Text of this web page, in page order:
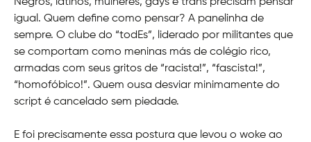
Negros, latinos, mulheres, gays e trans precisam pensar
igual. Quem define como pensar? A panelinha de
sempre. O clube do “todEs”, liderado por militantes que
se comportam como meninas más de colégio rico,
armadas com seus gritos de “racista!”, “fascista!”,
“homofóbico!”. Quem ousa desviar minimamente do
script é cancelado sem piedade.
E foi precisamente essa postura que levou o woke ao